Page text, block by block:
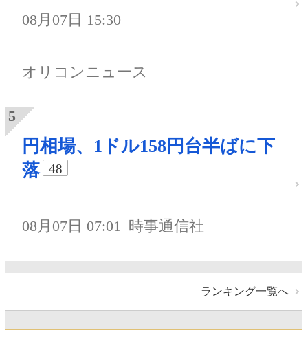
08月07日 15:30
オリコンニュース
円相場、1ドル158円台半ばに下
落
48
08月07日 07:01 時事通信社
ランキング一覧へ